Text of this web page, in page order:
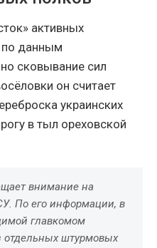
активных
по данным
сковывание сил
он считает
украинских
в тыл ореховской
внимание на
По его информации, в
главкомом
штурмовых